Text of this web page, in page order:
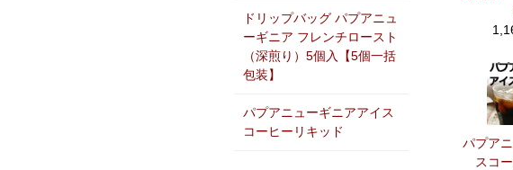
パプア
スコ
ドリップバッグ パプアニュ
ーギニア フレンチロースト
（深煎り）5個入【5個一括
包装】
パプアニューギニアアイス
コーヒーリキッド